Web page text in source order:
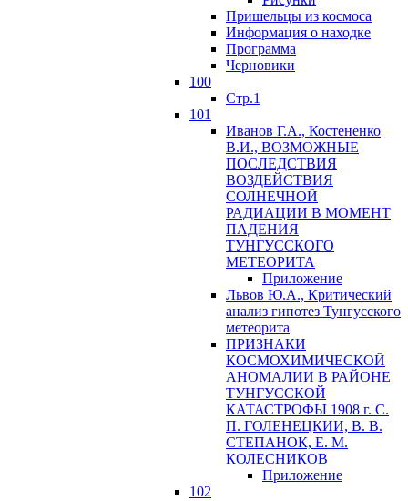
Пришельцы из космоса
Информация о находке
Программа
Черновики
100
Стр.1
101
Иванов Г.А., Костененко
В.И., ВОЗМОЖНЫЕ
ПОСЛЕДСТВИЯ
ВОЗДЕЙСТВИЯ
СОЛНЕЧНОЙ
РАДИАЦИИ В МОМЕНТ
ПАДЕНИЯ
ТУНГУССКОГО
MЕТЕОРИТА
Приложение
Львов Ю.A., Критический
анализ гипотез Тунгусского
метеорита
ПРИЗНАКИ
КОСМОХИМИЧЕСКОЙ
АНОМАЛИИ В РАЙОНЕ
ТУНГУССКОЙ
КАТАСТРОФЫ 1908 г. С.
П. ГОЛЕНЕЦКИИ, В. В.
СТЕПАНОК, Е. М.
КОЛЕСНИКОВ
Приложение
102